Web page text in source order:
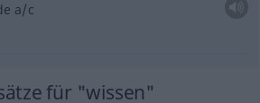
a/c
für "wissen"